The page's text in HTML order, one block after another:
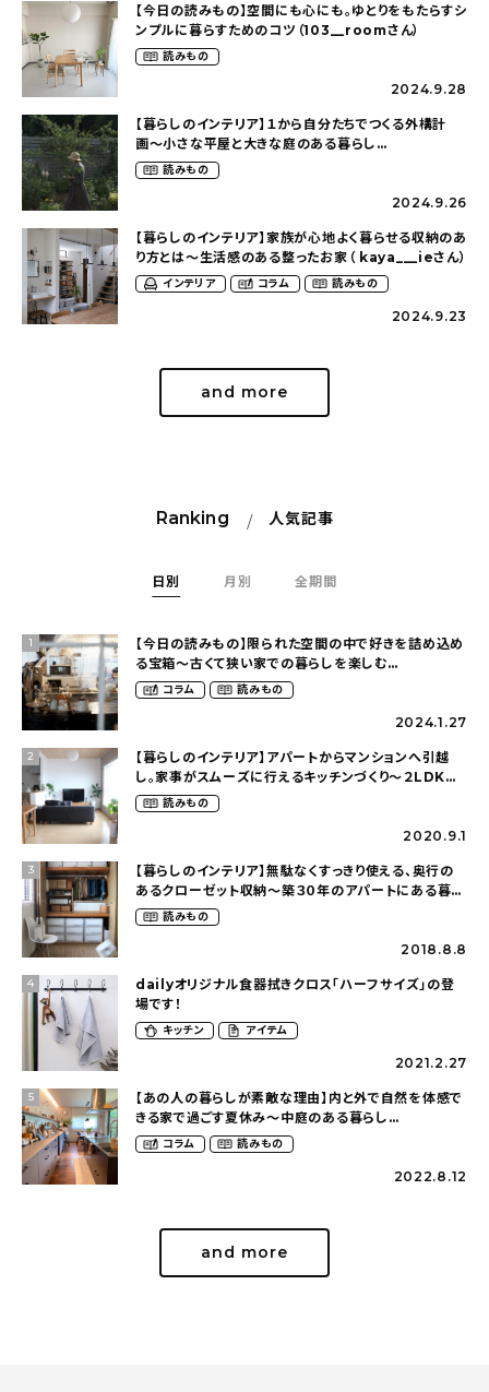
【今日の読みもの】空間にも心にも。ゆとりをもたらすシ
ンプルに暮らすためのコツ（103__roomさん）
読みもの
2024.9.28
【暮らしのインテリア】１から自分たちでつくる外構計
画〜小さな平屋と大きな庭のある暮らし
（tsumikiniwaさん）
読みもの
2024.9.26
【暮らしのインテリア】家族が心地よく暮らせる収納のあ
り方とは〜生活感のある整ったお家（ kaya___ieさん）
インテリア コラム 読みもの
2024.9.23
and more
Ranking 人気記事
日別 月別 全期間
1
【今日の読みもの】限られた空間の中で好きを詰め込め
る宝箱〜古くて狭い家での暮らしを楽しむ
（2nyan_and_lifestylesさん）
コラム 読みもの
2024.1.27
2
【暮らしのインテリア】アパートからマンションへ引越
し。家事がスムーズに行えるキッチンづくり〜２LDKの
賃貸暮らし（mari_ppe_さん）
読みもの
2020.9.1
3
【暮らしのインテリア】無駄なくすっきり使える、奥行の
あるクローゼット収納〜築３０年のアパートにある暮ら
し（mari_ppe_さん）
読みもの
2018.8.8
4
dailyオリジナル食器拭きクロス「ハーフサイズ」の登
場です！
キッチン アイテム
2021.2.27
5
【あの人の暮らしが素敵な理由】内と外で自然を体感で
きる家で過ごす夏休み〜中庭のある暮らし
（yume_2700さん）
コラム 読みもの
2022.8.12
and more